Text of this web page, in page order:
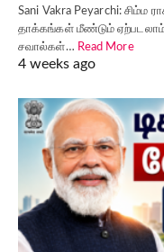
Sani Vakra Peyarchi:
தாக்கங்கள் மீண்டும்
சவால்கள்… Read More
4 weeks ago